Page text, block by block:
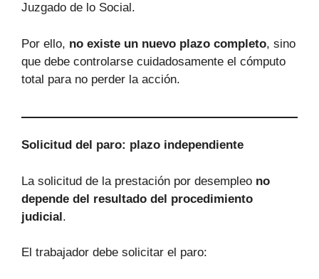
Juzgado de lo Social.
Por ello, no existe un nuevo plazo completo, sino
que debe controlarse cuidadosamente el cómputo
total para no perder la acción.
Solicitud del paro: plazo independiente
La solicitud de la prestación por desempleo no
depende del resultado del procedimiento
judicial.
El trabajador debe solicitar el paro: